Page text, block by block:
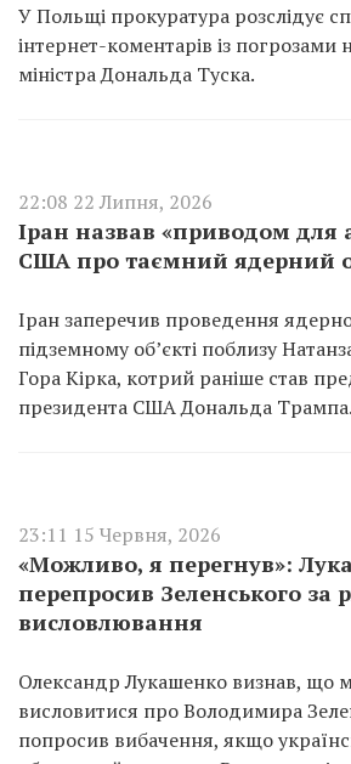
У Польщі прокуратура розслідує
інтернет-коментарів із погрозами
міністра Дональда Туска.
22:08 22 Липня, 2026
Іран назвав «приводом для
США про таємний ядерний
Іран заперечив проведення
підземному об’єкті поблизу
Гора Кірка, котрий раніше став
президента США Дональда Трампа.
23:11 15 Червня, 2026
«Можливо, я перегнув»:
перепросив Зеленського за
висловлювання
Олександр Лукашенко визнав, що
висловитися про Володимира
попросив вибачення, якщо